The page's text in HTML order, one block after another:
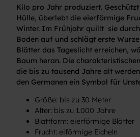
Kilo pro Jahr produziert.
Hülle, überlebt die eierförmige
Winter. Im Frühjahr quillt sie
Boden auf und schlägt erste
Blätter das Tageslicht erreichen,
Baum heran. Die
die bis zu tausend Jahre alt
den Germanen ein Symbol für
Größe: bis zu 30 Meter
Alter: bis zu 1.000 Jahre
Blattform: eierförmige Blätter
Frucht: eiförmige Eicheln